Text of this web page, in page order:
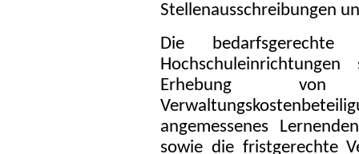
Stellenausschreibungen
Die bedarfsgerechte
Erhebung von
angemessenes
sowie die fristgerechte